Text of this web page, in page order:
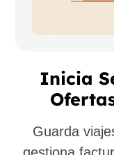
Inicia
Guarda